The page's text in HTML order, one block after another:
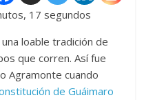
17 segundos
loable tradición de
que corren. Así fue
Agramonte cuando
de Guáimaro